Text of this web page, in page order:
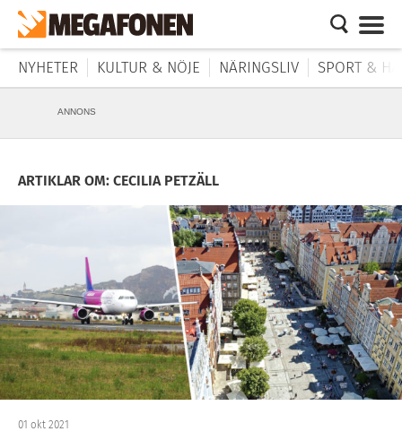
NYHETER KULTUR & NÖJE NÄRINGSLIV SPORT &
ANNONS
ARTIKLAR OM: CECILIA PETZÄLL
01 okt 2021